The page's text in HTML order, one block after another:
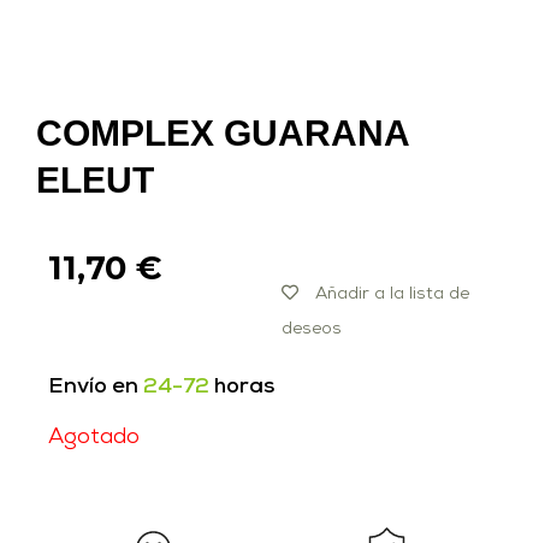
COMPLEX GUARANA
ELEUT
11,70 €
Añadir a la lista de
deseos
Envío en 24-72 horas
Agotado